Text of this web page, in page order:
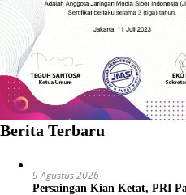
Berita Terbaru
9 Agustus 2026
Persaingan Kian Ketat, PRI